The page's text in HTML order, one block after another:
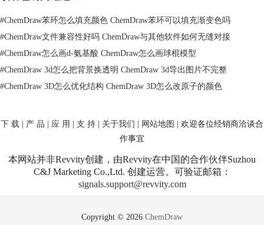
1.选择化学式：首先确定您想要调整透明度的化学结构部分。单击以选择
2.访问颜色设置：在选中化学式后，访问“对象属性”面板。在颜色设置选
3.调整透明度：使用滑块或直接输入透明度值来调整选定对象的透明度。
数值越低，对象越透明。
这一功能特别适用于创建教学材料或需要在多个化学层面上展示信息的研
究表达。
三、化学结构式的基本概念及其重要性
化学结构式是一种图示，用来表示分子中原子的连接和相对位置。这些结
性。理解化学结构的表达方式对于使用任何化学绘图软具，尤其是像
#ChemDraw苯环怎么填充颜色 ChemDraw苯环可以填充渐变色吗
#ChemDraw文件兼容性好吗 ChemDraw与其他软件如何无缝对接
#ChemDraw怎么画d-氨基酸 ChemDraw怎么画球棍模型
#ChemDraw 3d怎么把背景换透明 ChemDraw 3d导出图片不完整
#ChemDraw 3D怎么优化结构 ChemDraw 3D怎么改原子的颜色
下 载 产 品 应 用 支 持 关于我们 网站地图
| 欢迎各位经销商洽谈合
作事宜
本网站并非Revvity创建，由Revvity在中国的合作伙伴Suzhou
C&J Marketing Co.,Ltd. 创建运营。可验证邮箱：
signals.support@revvity.com
Copyright © 2026 ChemDraw